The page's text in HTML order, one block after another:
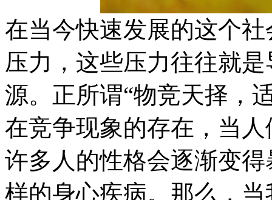
在当今快速发展的这个
压力，这些压力往往就
源。正所谓“物竞天择，
在竞争现象的存在，当
许多人的性格会逐渐变
样的身心疾病。那么，